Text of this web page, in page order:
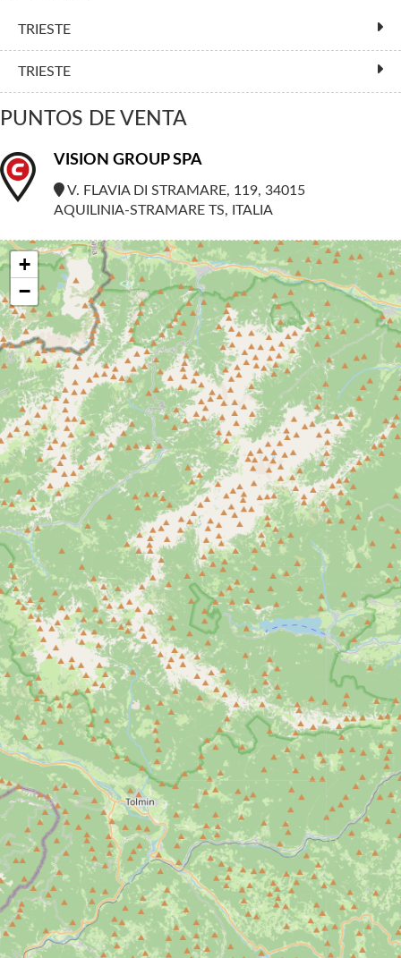
TRIESTE
TRIESTE
PUNTOS DE VENTA
VISION GROUP SPA
V. FLAVIA DI STRAMARE, 119, 34015
AQUILINIA-STRAMARE TS, ITALIA
+
−